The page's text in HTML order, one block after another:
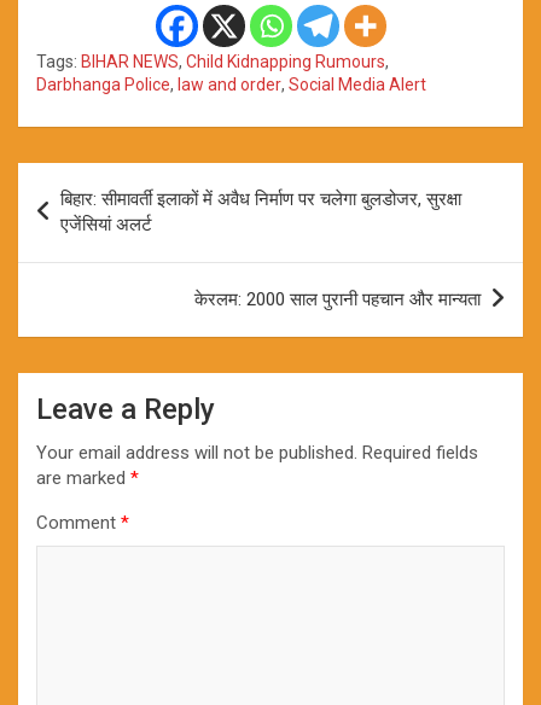
Tags: BIHAR NEWS, Child Kidnapping Rumours,
Darbhanga Police, law and order, Social Media Alert
navigation
बिहार: सीमावर्ती इलाकों में अवैध निर्माण पर चलेगा बुलडोजर, सुरक्षा
एजेंसियां अलर्ट
केरलम: 2000 साल पुरानी पहचान और मान्यता
Leave a Reply
Your email address will not be published. Required fields
are marked *
Comment *